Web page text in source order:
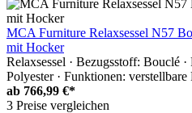
MCA Furniture Relaxsessel N57
mit Hocker
Relaxsessel · Bezugsstoff: Bouclé
Polyester · Funktionen: verstellbare
ab 766,99 €*
3 Preise vergleichen